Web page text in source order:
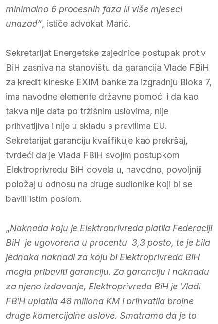
minimalno 6 procesnih faza ili više mjeseci
unazad“, ističe advokat Marić.
Sekretarijat Energetske zajednice postupak protiv
BiH zasniva na stanovištu da garancija Vlade FBiH
za kredit kineske EXIM banke za izgradnju Bloka 7,
ima navodne elemente državne pomoći i da kao
takva nije data po tržišnim uslovima, nije
prihvatljiva i nije u skladu s pravilima EU.
Sekretarijat garanciju kvalifikuje kao prekršaj,
tvrdeći da je Vlada FBiH svojim postupkom
Elektroprivredu BiH dovela u, navodno, povoljniji
položaj u odnosu na druge sudionike koji bi se
bavili istim poslom.
„Naknada koju je Elektroprivreda platila Federaciji
BiH je ugovorena u procentu 3,3 posto, te je bila
jednaka naknadi za koju bi Elektroprivreda BiH
mogla pribaviti garanciju. Za garanciju i naknadu
za njeno izdavanje, Elektroprivreda BiH je Vladi
FBiH uplatila 48 miliona KM i prihvatila brojne
druge komercijalne uslove. Smatramo da je to